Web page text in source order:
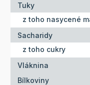
Tuky
z toho nasycené
Sacharidy
z toho cukry
Vláknina
Bílkoviny